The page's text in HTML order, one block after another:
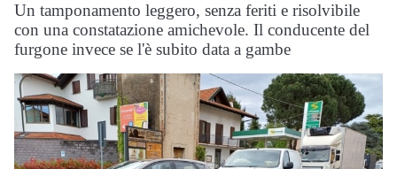
Un tamponamento leggero, senza feriti e risolvibile
con una constatazione amichevole. Il conducente del
furgone invece se l'è subito data a gambe